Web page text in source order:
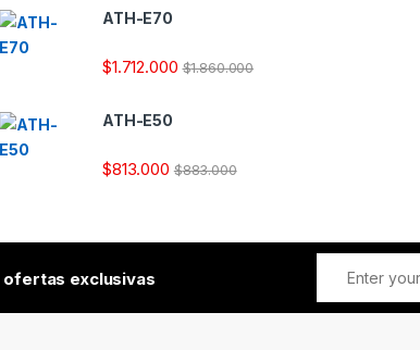
ATH-E70
$1.712.000 $1.860.000
ATH-E50
$813.000 $883.000
ofertas exclusivas